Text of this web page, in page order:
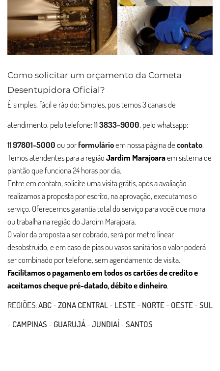
Como solicitar um orçamento da Cometa
Desentupidora Oficial?
É simples, fácil e rápido: Simples, pois temos 3 canais de
atendimento, pelo telefone:113833-9000, pelo whatsapp:
1197801-5000ou porformulárioem nossa página decontato.
Temos atendentes para a regiãoJardim Marajoaraem sistema de
plantão que funciona 24 horas por dia.
Entre em contato, solicite uma visita grátis, após a avaliação
realizamos a proposta por escrito, na aprovação, executamos o
serviço. Oferecemos garantia total do serviço para você que mora
ou trabalha na região do Jardim Marajoara.
O valor da proposta a ser cobrado, será por metro linear
desobstruído, e em caso de pias ou vasos sanitários o valor poderá
ser combinado por telefone, sem agendamento de visita.
Facilitamos o pagamento em todos os cartões de credito e
aceitamos cheque pré-datado, débito e dinheiro.
REGIÕES:ABC-ZONA CENTRAL- LESTE- NORTE- OESTE-SUL
- CAMPINAS- GUARUJÁ-JUNDIAÍ-SANTOS